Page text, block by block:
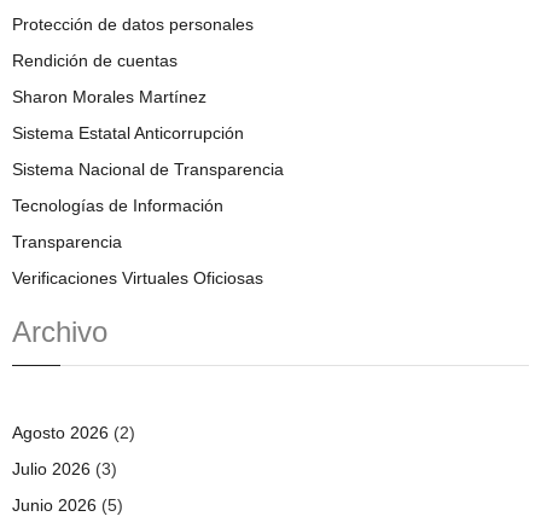
Protección de datos personales
Rendición de cuentas
Sharon Morales Martínez
Sistema Estatal Anticorrupción
Sistema Nacional de Transparencia
Tecnologías de Información
Transparencia
Verificaciones Virtuales Oficiosas
Archivo
Agosto 2026 (2)
Julio 2026 (3)
Junio 2026 (5)